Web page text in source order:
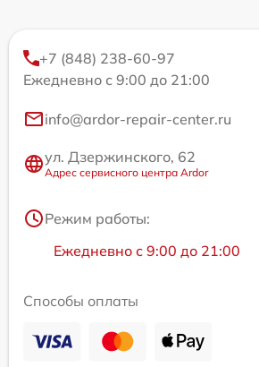
+7 (848) 238-60-97
Ежедневно с 9:00 до 21:00
info@ardor-repair-center.ru
ул. Дзержинского, 62
Адрес сервисного центра Ardor
Режим работы:
Ежедневно с 9:00 до 21:00
Способы оплаты